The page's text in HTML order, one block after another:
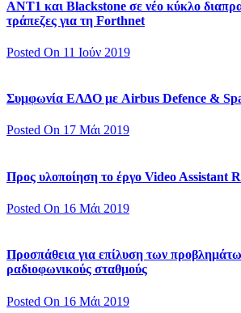
ΑΝΤ1 και Blackstone σε νέο κύκλο
τράπεζες για τη Forthnet
Posted On 11 Ιούν 2019
Συμφωνία ΕΛΔΟ με Airbus Defence &
Posted On 17 Μάι 2019
Προς υλοποίηση το έργο Video Assistant
Posted On 16 Μάι 2019
Προσπάθεια για επίλυση των
ραδιοφωνικούς σταθμούς
Posted On 16 Μάι 2019